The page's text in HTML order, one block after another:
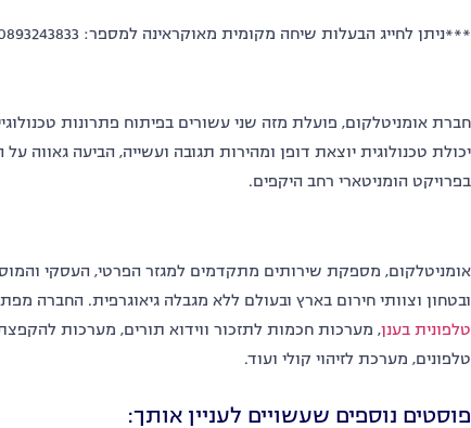
***ניתן לחייג הבעלות שיחה מקומית מאוקראינה למספר: 380893243833הקו פעיל 24/7.
חברת אומניטלקום, פועלת מזה שני עשורים בפיתוח פתרונות
יכולת טכנולוגית יוצאת דופן ומהירות תגובה ועשייה, הביעה
בפרויקט הומניטארי רחב היקפים.
אומניטלקום, מספקת שירותים מתקדמים למגזר הפרטי, העסקי
ובטחון וצוותי חירום בארץ ובעולם ללא מגבלה גיאוגרפית. החברה
טלפונית בענן, מערכות חכמות לתזכור ווידוא תורים, מערכות
טלפונים, מערכת לזיהוי קולי ועוד.
פוסטים נוספים שעשויים לעניין אותך: